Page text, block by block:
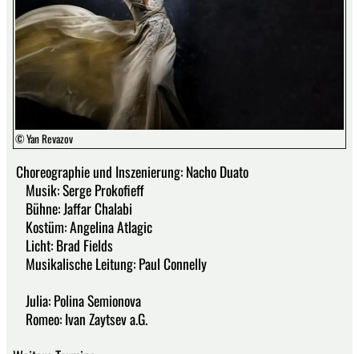
© Yan Revazov
Choreographie und Inszenierung: Nacho Duato
Musik: Serge Prokofieff
Bühne: Jaffar Chalabi
Kostüm: Angelina Atlagic
Licht: Brad Fields
Musikalische Leitung: Paul Connelly
Julia: Polina Semionova
Romeo: Ivan Zaytsev a.G.